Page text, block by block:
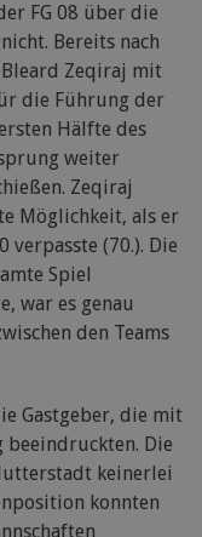
FG 08 über die
Bereits nach
Zeqiraj mit
die Führung der
Hälfte des
weiter
Zeqiraj
Möglichkeit, als er
verpasste (70.). Die
Spiel
war es genau
den Teams
Gastgeber, die mit
beeindruckten. Die
keinerlei
konnten